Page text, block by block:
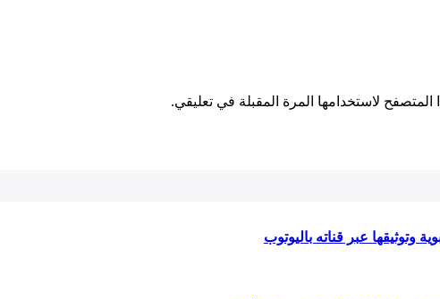
لاستخدامها المرة المقبلة في تعليقي.
وتوثيقها عبر قناته باليوتوب